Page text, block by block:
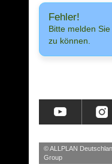
Fehler!
Bitte melden
zu können.
© ALLPLAN
Group